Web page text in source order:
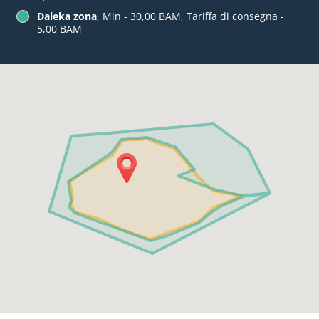
Daleka zona, Min - 30,00 BAM, Tariffa di consegna -
5,00 BAM